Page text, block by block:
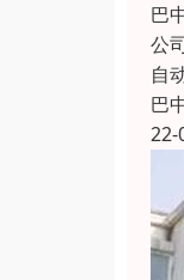
巴
公
自
巴
22-